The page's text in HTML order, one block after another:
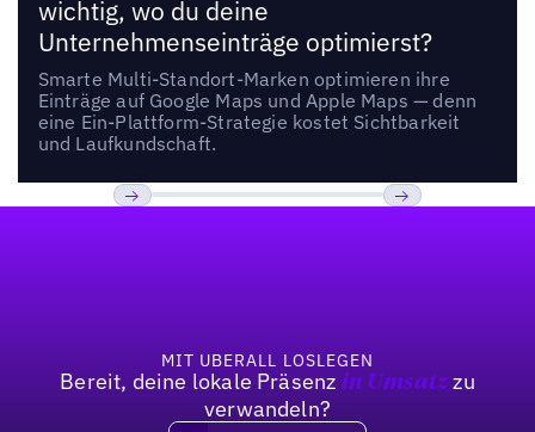
wichtig, wo du deine
Unternehmenseinträge optimierst?
Smarte Multi-Standort-Marken optimieren ihre
Einträge auf Google Maps und Apple Maps — denn
eine Ein-Plattform-Strategie kostet Sichtbarkeit
und Laufkundschaft.
MIT UBERALL LOSLEGEN
Bereit, deine lokale Präsenz in Umsatzzu
verwandeln?